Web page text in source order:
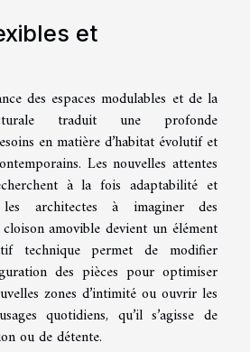
et
des espaces modulables et de la
traduit une profonde
en matière d’habitat évolutif et
Les nouvelles attentes
à la fois adaptabilité et
architectes à imaginer des
amovible devient un élément
technique permet de modifier
des pièces pour optimiser
zones d’intimité ou ouvrir les
quotidiens, qu’il s’agisse de
ou de détente.